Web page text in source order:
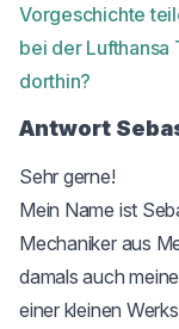
Vorgeschichte
bei der Lufthansa
dorthin?
Antwort
Sehr gerne!
Mein Name ist
Mechaniker aus
damals auch
einer kleinen